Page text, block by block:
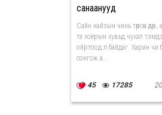
санаанууд
Сайн найзын чинь төрсөн өдөр,
та хоёрын хувьд чухал
ойртоод л байдаг. Харин чи
сонгож а...
45 17285